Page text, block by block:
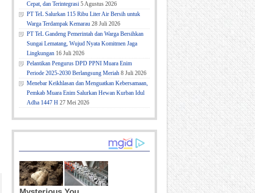
Cepat, dan Terintegrasi 5 Agustus 2026
PT TeL Salurkan 115 Ribu Liter Air Bersih untuk
Warga Terdampak Kemarau 28 Juli 2026
PT TeL Gandeng Pemerintah dan Warga Bersihkan
Sungai Lematang, Wujud Nyata Komitmen Jaga
Lingkungan 16 Juli 2026
Pelantikan Pengurus DPD PPNI Muara Enim
Periode 2025-2030 Berlangsung Meriah 8 Juli 2026
Menebar Keikhlasan dan Menguatkan Kebersamaan,
Pemkab Muara Enim Salurkan Hewan Kurban Idul
Adha 1447 H 27 Mei 2026